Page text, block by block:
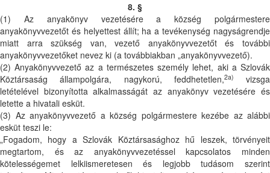
8. §
(1) Az anyakönyv vezetésére a község polgármestere
anyakönyvvezetőt és helyettest állít; ha a tevékenység nagyságrendje
miatt arra szükség van, vezető anyakönyvvezetőt és további
anyakönyvvezetőket nevez ki (a továbbiakban „anyakönyvvezető).
(2) Anyakönyvvezető az a természetes személy lehet, aki a Szlovák
Köztársaság állampolgára, nagykorú, feddhetetlen,2a)
vizsga
letételével bizonyította alkalmasságát az anyakönyv vezetésére és
letette a hivatali esküt.
(3) Az anyakönyvvezető a község polgármestere kezébe az alábbi
esküt teszi le:
„Fogadom, hogy a Szlovák Köztársasághoz hű leszek, törvényeit
megtartom, és az anyakönyvvezetéssel kapcsolatos minden
kötelességemet lelkiismeretesen és legjobb tudásom szerint